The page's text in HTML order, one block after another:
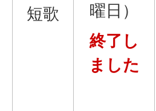
短歌
曜日）
終了し
ました